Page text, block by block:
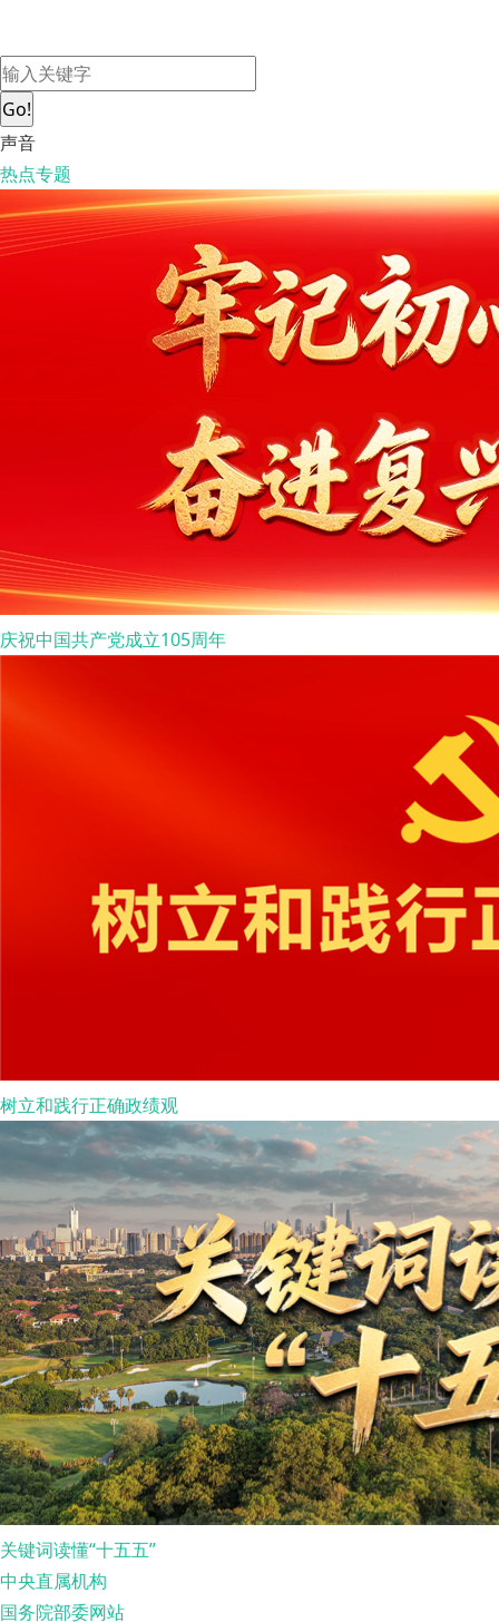
Go!
声音
热点专题
庆祝中国共产党成立105周年
树立和践行正确政绩观
关键词读懂“十五五”
中央直属机构
国务院部委网站